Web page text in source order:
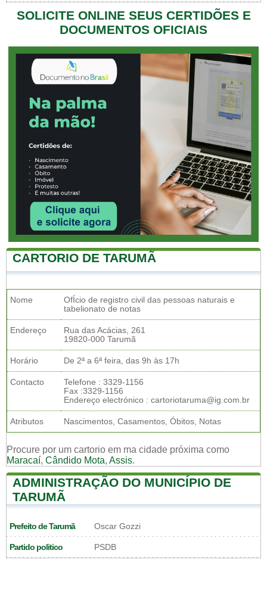
SOLICITE ONLINE SEUS CERTIDÕES E
DOCUMENTOS OFICIAIS
CARTORIO DE TARUMÃ
Nome
OfÍcio de registro civil das pessoas naturais e
tabelionato de notas
Endereço
Rua das Acácias, 261
19820-000 Tarumã
Horário De 2ª a 6ª feira, das 9h às 17h
Contacto
Telefone : 3329-1156
Fax :3329-1156
Endereço electrónico : cartoriotaruma@ig.com.br
Atributos Nascimentos, Casamentos, Óbitos, Notas
Procure por um cartorio em ma cidade próxima como
Maracaí, Cândido Mota, Assis.
ADMINISTRAÇÃO DO MUNICÍPIO DE
TARUMÃ
Prefeito de Tarumã Oscar Gozzi
Partido politico PSDB